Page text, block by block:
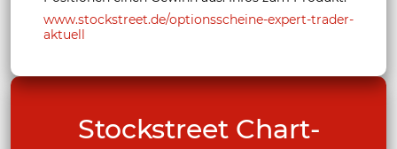
www.stockstreet.de/optionsscheine-expert-trader-
aktuell
Stockstreet Chart-